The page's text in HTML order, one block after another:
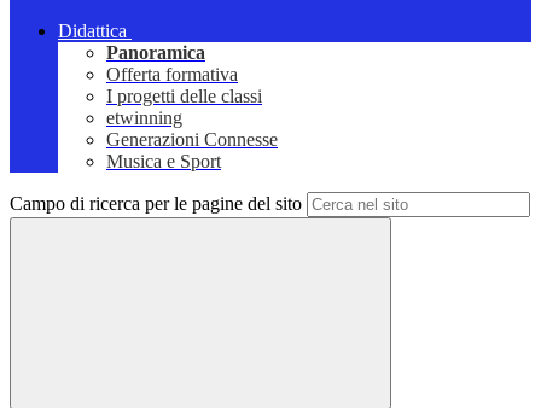
Didattica
Panoramica
Offerta formativa
I progetti delle classi
etwinning
Generazioni Connesse
Musica e Sport
Campo di ricerca per le pagine del sito